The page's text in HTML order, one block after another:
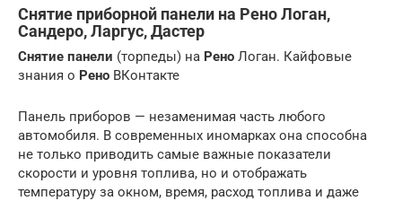
Снятие приборной панели на Рено Логан,
Сандеро, Ларгус, Дастер
Снятие панели (торпеды) на Рено Логан. Кайфовые
знания о Рено ВКонтакте
Панель приборов — незаменимая часть любого
автомобиля. В современных иномарках она способна
не только приводить самые важные показатели
скорости и уровня топлива, но и отображать
температуру за окном, время, расход топлива и даже